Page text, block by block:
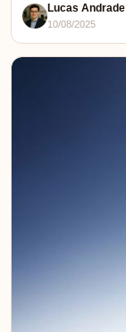
Lucas Andrade
10/08/2025